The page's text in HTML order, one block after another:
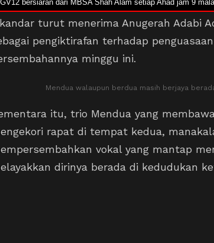
GV12 bersiaran dari MBSA Shah Alam setiap Ahad jam 9
turut menerima Anugerah Adabi
pengiktirafan terhadap
minggu ini.
Mendua walaupun berdua masih berjaya
itu, trio Mendua yang
rapat di tempat kedua,
vokal yang mantap
dirinya berada di kedudukan